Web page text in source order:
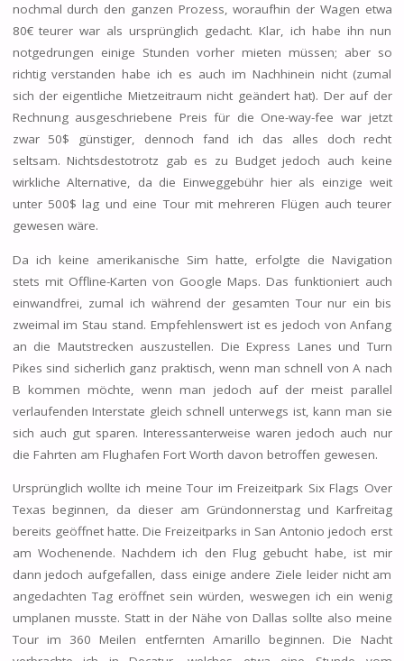
nochmal durch den ganzen Prozess, woraufhin der Wagen etwa
80€ teurer war als ursprünglich gedacht. Klar, ich habe ihn nun
notgedrungen einige Stunden vorher mieten müssen; aber so
richtig verstanden habe ich es auch im Nachhinein nicht (zumal
sich der eigentliche Mietzeitraum nicht geändert hat). Der auf der
Rechnung ausgeschriebene Preis für die One-way-fee war jetzt
zwar 50$ günstiger, dennoch fand ich das alles doch recht
seltsam. Nichtsdestotrotz gab es zu Budget jedoch auch keine
wirkliche Alternative, da die Einweggebühr hier als einzige weit
unter 500$ lag und eine Tour mit mehreren Flügen auch teurer
gewesen wäre.
Da ich keine amerikanische Sim hatte, erfolgte die Navigation
stets mit Offline-Karten von Google Maps. Das funktioniert auch
einwandfrei, zumal ich während der gesamten Tour nur ein bis
zweimal im Stau stand. Empfehlenswert ist es jedoch von Anfang
an die Mautstrecken auszustellen. Die Express Lanes und Turn
Pikes sind sicherlich ganz praktisch, wenn man schnell von A nach
B kommen möchte, wenn man jedoch auf der meist parallel
verlaufenden Interstate gleich schnell unterwegs ist, kann man sie
sich auch gut sparen. Interessanterweise waren jedoch auch nur
die Fahrten am Flughafen Fort Worth davon betroffen gewesen.
Ursprünglich wollte ich meine Tour im Freizeitpark Six Flags Over
Texas beginnen, da dieser am Gründonnerstag und Karfreitag
bereits geöffnet hatte. Die Freizeitparks in San Antonio jedoch erst
am Wochenende. Nachdem ich den Flug gebucht habe, ist mir
dann jedoch aufgefallen, dass einige andere Ziele leider nicht am
angedachten Tag eröffnet sein würden, weswegen ich ein wenig
umplanen musste. Statt in der Nähe von Dallas sollte also meine
Tour im 360 Meilen entfernten Amarillo beginnen. Die Nacht